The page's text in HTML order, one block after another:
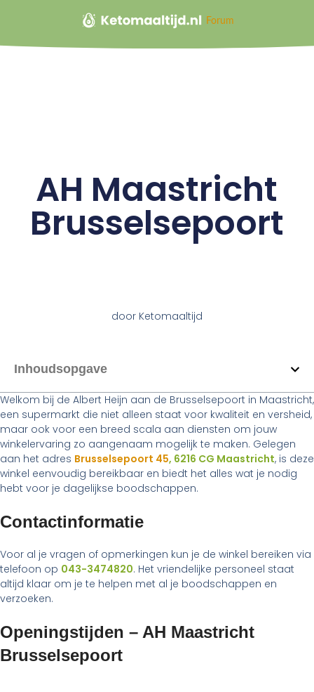
Forum
AH Maastricht
Brusselsepoort
doorKetomaaltijd
Inhoudsopgave
Welkom bij de Albert Heijn aan de Brusselsepoort in Maastricht,
een supermarkt die niet alleen staat voor kwaliteit en versheid,
maar ook voor een breed scala aan diensten om jouw
winkelervaring zo aangenaam mogelijk te maken. Gelegen
aan het adres Brusselsepoort 45, 6216 CG Maastricht, is deze
winkel eenvoudig bereikbaar en biedt het alles wat je nodig
hebt voor je dagelijkse boodschappen.
Contactinformatie
Voor al je vragen of opmerkingen kun je de winkel bereiken via
telefoon op 043-3474820. Het vriendelijke personeel staat
altijd klaar om je te helpen met al je boodschappen en
verzoeken.
Openingstijden – AH Maastricht
Brusselsepoort